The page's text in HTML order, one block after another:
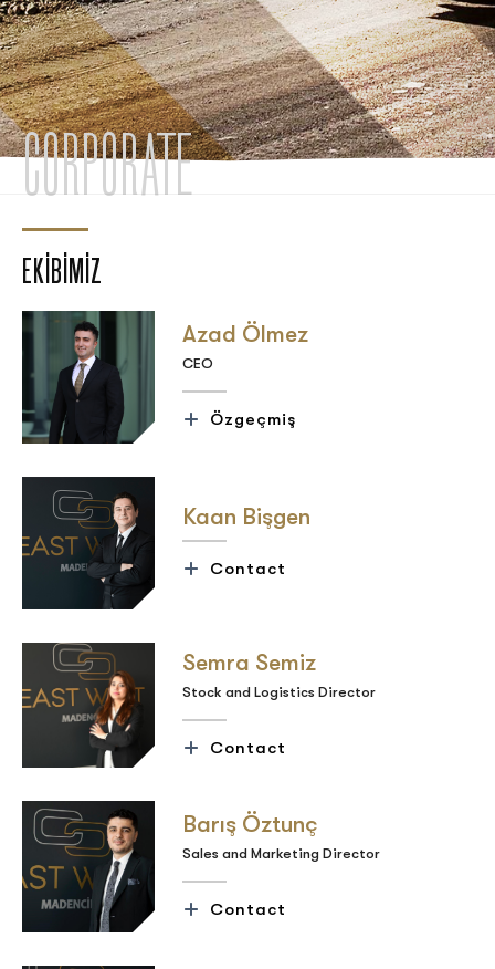
CORPORATE
EKİBİMİZ
Azad Ölmez
CEO
Özgeçmiş
Kaan Bişgen
Contact
Semra Semiz
Stock and Logistics Director
Contact
Barış Öztunç
Sales and Marketing Director
Contact